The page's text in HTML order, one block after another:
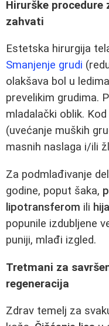
Hirurške procedure
zahvati
Estetska hirurgija
Smanjenje grudi
olakšava bol u
prevelikim grudima.
mladalački oblik.
(uvećanje muških
masnih naslaga i/ili
Za podmlađivanje
godine, poput šaka,
lipotransferom ili
popunile izdubljene
puniji, mlađi izgled.
Tretmani za
regeneracija
Zdrav temelj za